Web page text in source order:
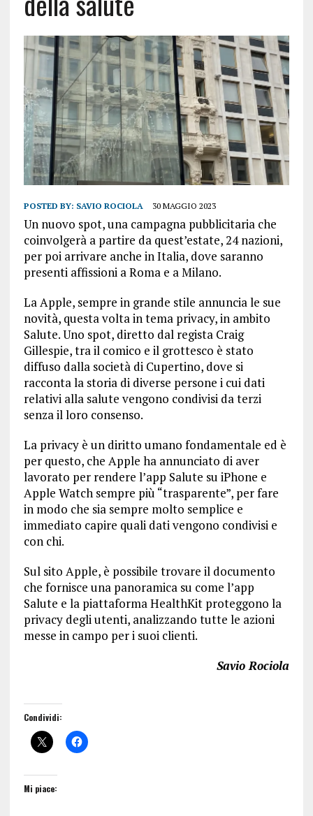
POSTED BY: SAVIO ROCIOLA 30 MAGGIO 2023
Un nuovo spot, una campagna pubblicitaria che
coinvolgerà a partire da quest’estate, 24 nazioni,
per poi arrivare anche in Italia, dove saranno
presenti affissioni a Roma e a Milano.
La Apple, sempre in grande stile annuncia le sue
novità, questa volta in tema privacy, in ambito
Salute. Uno spot, diretto dal regista Craig
Gillespie, tra il comico e il grottesco è stato
diffuso dalla società di Cupertino, dove si
racconta la storia di diverse persone i cui dati
relativi alla salute vengono condivisi da terzi
senza il loro consenso.
La privacy è un diritto umano fondamentale ed è
per questo, che Apple ha annunciato di aver
lavorato per rendere l’app Salute su iPhone e
Apple Watch sempre più “trasparente”, per fare
in modo che sia sempre molto semplice e
immediato capire quali dati vengono condivisi e
con chi.
Sul sito Apple, è possibile trovare il documento
che fornisce una panoramica su come l’app
Salute e la piattaforma HealthKit proteggono la
privacy degli utenti, analizzando tutte le azioni
messe in campo per i suoi clienti.
Savio Rociola
Condividi:
Mi piace: